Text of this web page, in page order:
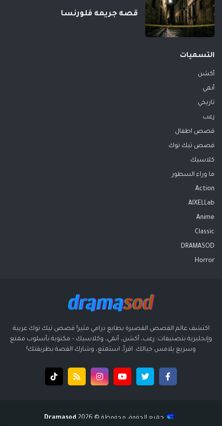
قصه جريمه فلورنسا
التسميات
أكشن
أنمي
تاريخي
رعب
قصص اطفال
قصص تيك توك
كلاسيك
ما وراء السطور
Action
AIXELLab
Anime
Classic
DRAMASOD
Horror
اكتشف عالم القصص القصيرة بطابع درامي مثير! قصص تيك توك عربية
وإنجليزية بتصنيفات: رعب، أكشن، أنمي، وكلاسيك – مكتوبة بأسلوب ممتع
وسريع يلامس خيالك. اقرأ، استمتع، وشارك القصة بطريقتك!
جميع الحقوق محفوظة ©️ 2026
Dramasod